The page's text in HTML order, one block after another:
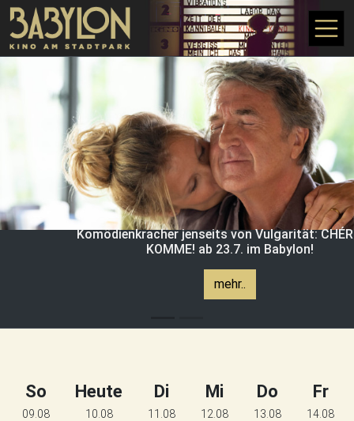
Direkt zum Inhalt
Komödienkracher jenseits von Vulgarität:
KOMME! ab 23.7. im Babylon!
mehr..
So
09.08
Heute
10.08
Di
11.08
Mi
12.08
Do
13.08
Fr
14.08